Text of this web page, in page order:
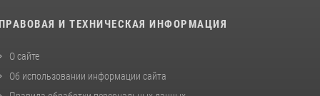
ПРАВОВАЯ И ТЕХНИЧЕСКАЯ ИНФОРМАЦИЯ
О сайте
Об использовании информации сайта